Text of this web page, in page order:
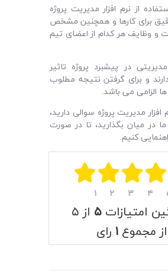
از نرم‌ افزار مدیریت پروژه
برای کارها و همچنین مشخص
و وظایف هر کدام از اعضای تیم
مدیریتی در پیشبرد پروژه تاثیر
و برای گرفتن نتیجه مطلوب
الزامی می‌ باشد.
افزار مدیریت پروژه سوالی دارید،
در میان بگذارید، تا در صورت
کنیم.
۱ ۲ ۳ ۴
امتیازات ۵ از ۵
از مجموع ۱ رای